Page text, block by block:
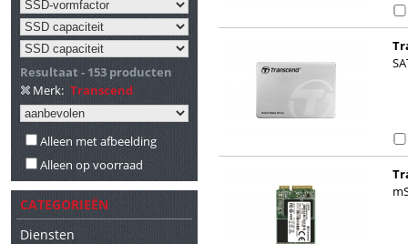
Resultaat - 153 producten
Merk: Transcend
Alleen met afbeelding
Alleen op voorraad
CATEGORIEËN
Diensten